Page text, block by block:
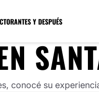
ANTES Y DESPUÉS
conocé su